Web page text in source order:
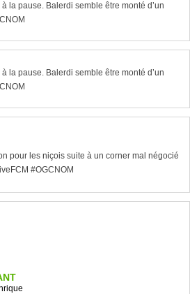
à la pause. Balerdi semble être monté d’un
à la pause. Balerdi semble être monté d’un
pour les niçois suite à un corner mal négocié
#OGCNOM